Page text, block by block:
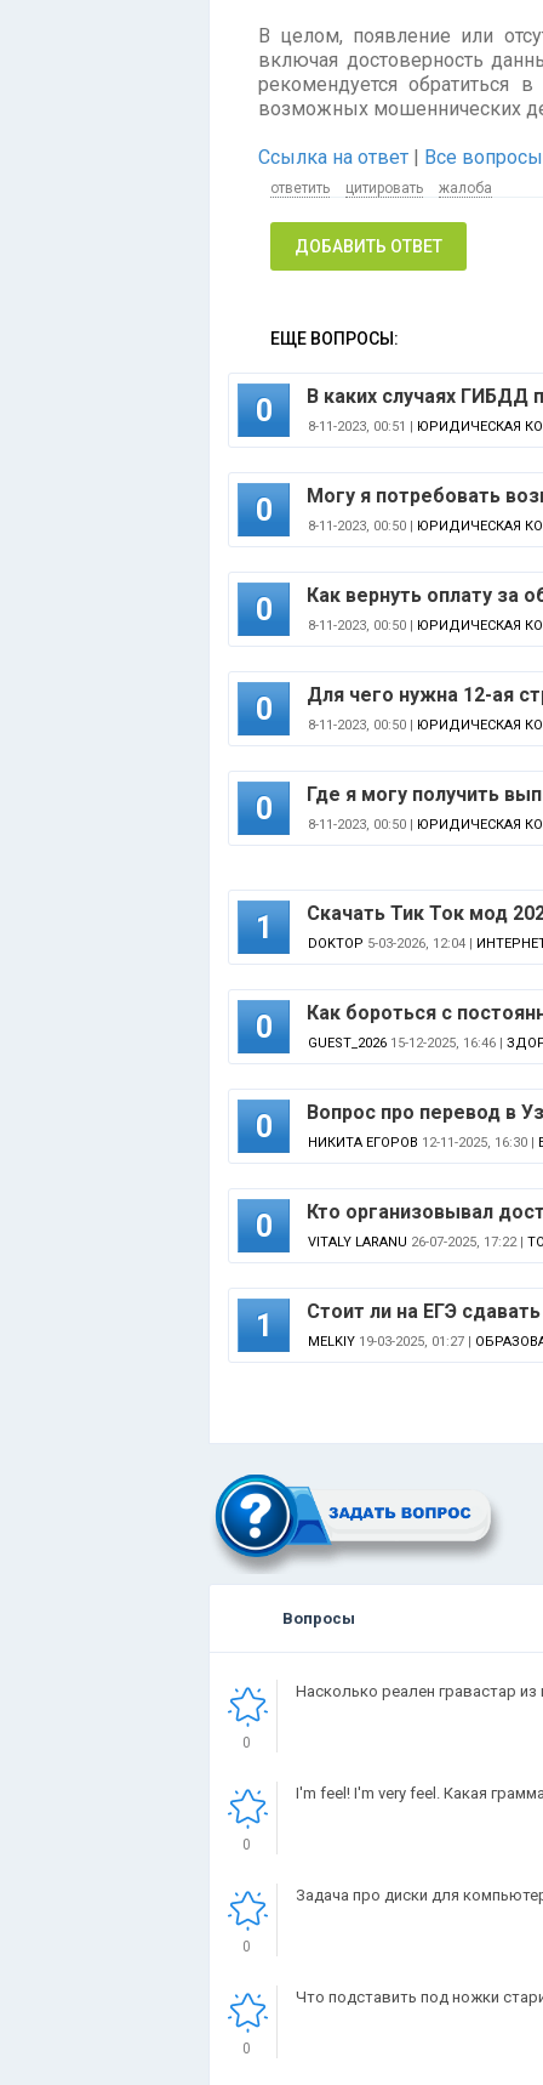
В целом, появление или
включая достоверность
рекомендуется
возможных мошеннических
Ссылка на ответ | Все вопросы
ответить цитировать жалоба
ДОБАВИТЬ ОТВЕТ
ЕЩЕ ВОПРОСЫ:
0 В каких случаях
8-11-2023, 00:51 | ЮРИДИЧЕСКАЯ
0 Могу я потребовать
8-11-2023, 00:50 | ЮРИДИЧЕСКАЯ
0 Как вернуть оплату за
8-11-2023, 00:50 | ЮРИДИЧЕСКАЯ
0 Для чего нужна 12-ая
8-11-2023, 00:50 | ЮРИДИЧЕСКАЯ
0 Где я могу получить
8-11-2023, 00:50 | ЮРИДИЧЕСКАЯ
1 Скачать Тик Ток мод
DOKTOP 5-03-2026, 12:04 |
0 Как бороться с
GUEST_2026 15-12-2025, 16:46 |
0 Вопрос про перевод в
НИКИТА ЕГОРОВ 12-11-2025, 16:30 |
0 Кто организовывал
VITALY LARANU 26-07-2025, 17:22 |
1 Стоит ли на ЕГЭ
MELKIY 19-03-2025, 01:27 |
Вопросы
0
Насколько реален гравастар из
0
I'm feel! I'm very feel. Какая
0
Задача про диски для
0
Что подставить под ножки